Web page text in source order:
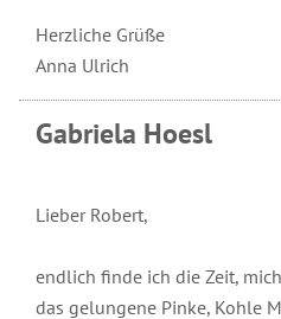
Herzliche Grüße
Anna Ulrich
Gabriela Hoesl
Lieber Robert,
endlich finde ich die Zeit,
das gelungene Pinke, Kohle